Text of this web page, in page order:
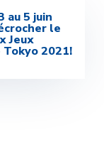
au 5 juin
le
Jeux
2021!